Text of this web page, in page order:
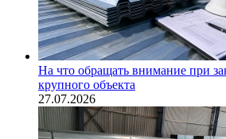
На что обращать внимание при
крупного объекта
27.07.2026